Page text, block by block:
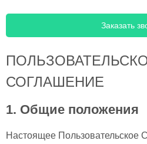
Заказать
СОГЛАШЕНИЕ
1. Общие положения
Настоящее Пользовательское